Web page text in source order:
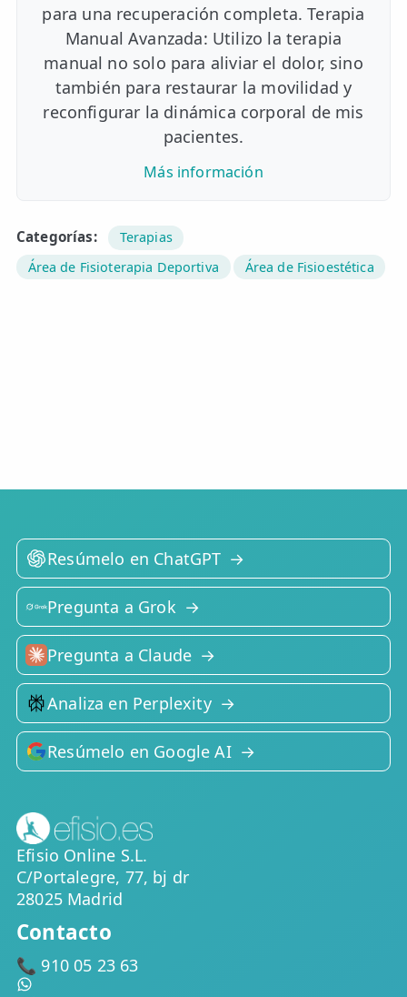
para una recuperación completa. Terapia
Manual Avanzada: Utilizo la terapia
manual no solo para aliviar el dolor, sino
también para restaurar la movilidad y
reconfigurar la dinámica corporal de mis
pacientes.
Más información
Categorías:
Terapias
Área de Fisioterapia Deportiva
Área de Fisioestética
Resúmelo en ChatGPT
Pregunta a Grok
Pregunta a Claude
Analiza en Perplexity
Resúmelo en Google AI
Efisio Online S.L.
C/Portalegre, 77, bj dr
28025 Madrid
Contacto
📞 910 05 23 63